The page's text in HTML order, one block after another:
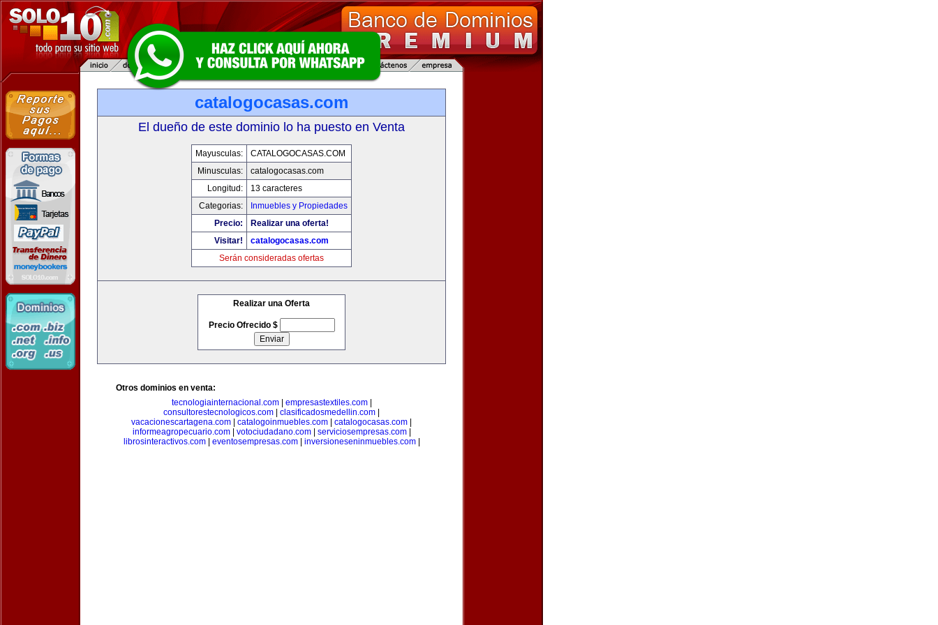
catalogocasas.com
El dueño de este dominio lo ha puesto en Venta
Mayusculas:
CATALOGOCASAS.COM
Minusculas:
catalogocasas.com
Longitud:
13 caracteres
Categorias:
Inmuebles y Propiedades
Precio:
Realizar una oferta!
Visitar!
catalogocasas.com
Serán consideradas ofertas
Realizar una Oferta
Precio Ofrecido $
Otros dominios en venta:
tecnologiainternacional.com| empresastextiles.com|
consultorestecnologicos.com
clasificadosmedellin.com
vacacionescartagena.com
catalogoinmuebles.com catalogocasas.com
informeagropecuario.com| votociudadano.com| serviciosempresas.com|
librosinteractivos.com| eventosempresas.com| inversioneseninmuebles.com|